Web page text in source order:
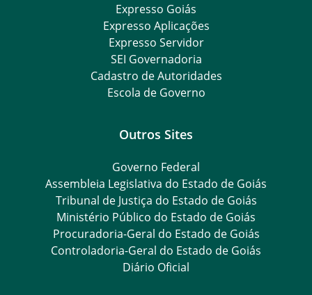
Expresso Goiás
Expresso Aplicações
Expresso Servidor
SEI Governadoria
Cadastro de Autoridades
Escola de Governo
Outros Sites
Governo Federal
Assembleia Legislativa do Estado de Goiás
Tribunal de Justiça do Estado de Goiás
Ministério Público do Estado de Goiás
Procuradoria-Geral do Estado de Goiás
Controladoria-Geral do Estado de Goiás
Diário Oficial